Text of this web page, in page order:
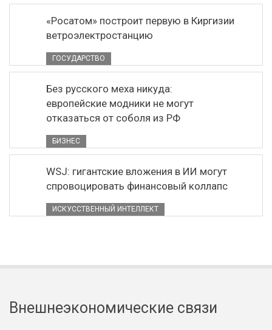
«Росатом» построит первую в Киргизии
ветроэлектростанцию
ГОСУДАРСТВО
Без русского меха никуда:
европейские модники не могут
отказаться от соболя из РФ
БИЗНЕС
WSJ: гигантские вложения в ИИ могут
спровоцировать финансовый коллапс
ИСКУССТВЕННЫЙ ИНТЕЛЛЕКТ
Внешнеэкономические связи